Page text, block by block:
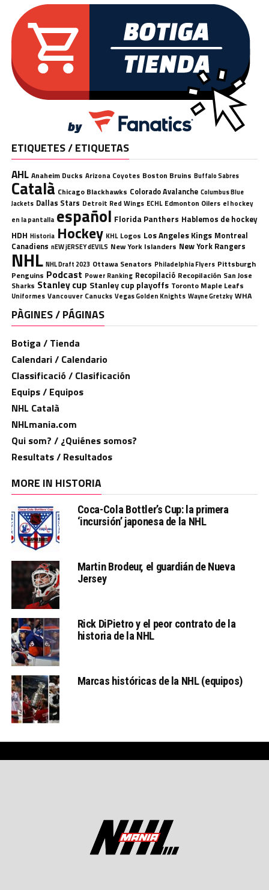
ETIQUETES / ETIQUETAS
AHL Anaheim Ducks Arizona Coyotes Boston Bruins Buffalo Sabres
Català Chicago Blackhawks Colorado Avalanche Columbus Blue
Jackets Dallas Stars Detroit Red Wings ECHL Edmonton Oilers el hockey
en la pantalla español Florida Panthers Hablemos de hockey
HDH Historia Hockey KHL Logos Los Angeles Kings Montreal
Canadiens nEW jERSEY dEVILS New York Islanders New York Rangers
NHL NHL Draft 2023 Ottawa Senators Philadelphia Flyers Pittsburgh
Penguins Podcast Power Ranking Recopilació Recopilación San Jose
Sharks Stanley cup Stanley cup playoffs Toronto Maple Leafs
Uniformes Vancouver Canucks Vegas Golden Knights Wayne Gretzky WHA
PÀGINES / PÁGINAS
Botiga / Tienda
Calendari / Calendario
Classificació / Clasificación
Equips / Equipos
NHL Català
NHLmania.com
Qui som? / ¿Quiénes somos?
Resultats / Resultados
MORE IN HISTORIA
Coca-Cola Bottler’s Cup: la primera
‘incursión’ japonesa de la NHL
Martin Brodeur, el guardián de Nueva
Jersey
Rick DiPietro y el peor contrato de la
historia de la NHL
Marcas históricas de la NHL (equipos)